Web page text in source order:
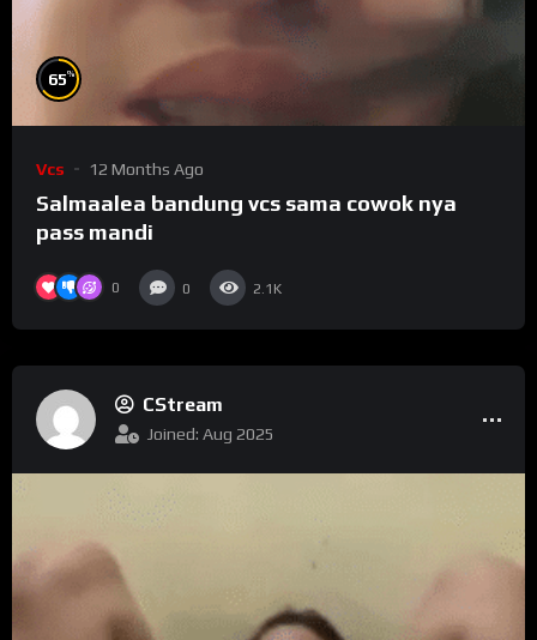
65%
Vcs 12 Months Ago
Salmaalea bandung vcs sama cowok nya
pass mandi
0 0 2.1K
CStream
Joined: Aug 2025